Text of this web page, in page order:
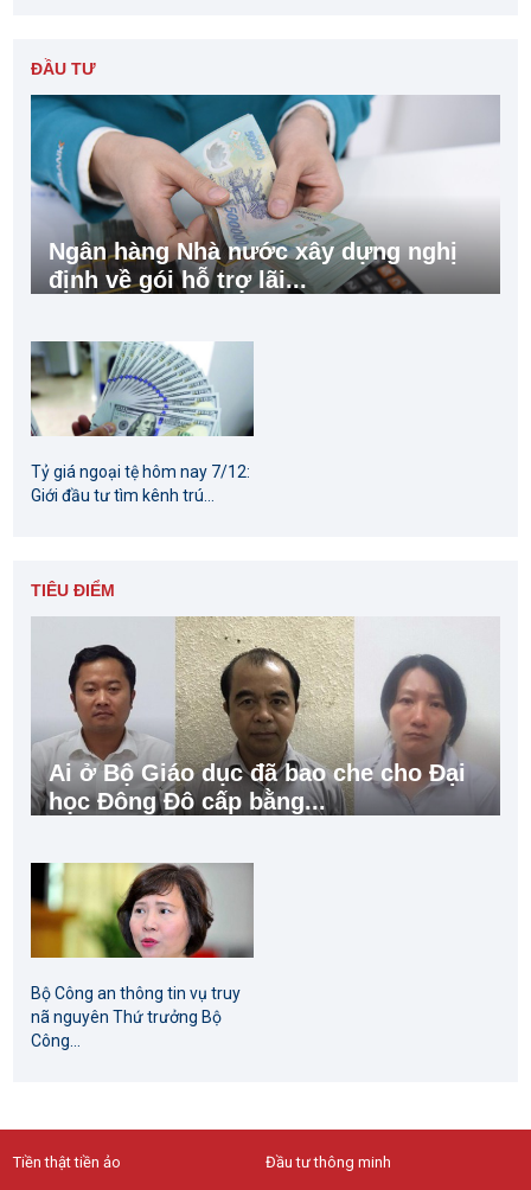
ĐẦU TƯ
Ngân hàng Nhà nước xây dựng nghị
định về gói hỗ trợ lãi...
Tỷ giá ngoại tệ hôm nay 7/12:
Giới đầu tư tìm kênh trú...
TIÊU ĐIỂM
Ai ở Bộ Giáo dục đã bao che cho Đại
học Đông Đô cấp bằng...
Bộ Công an thông tin vụ truy
nã nguyên Thứ trưởng Bộ
Công...
Tiền thật tiền ảo Đầu tư thông minh